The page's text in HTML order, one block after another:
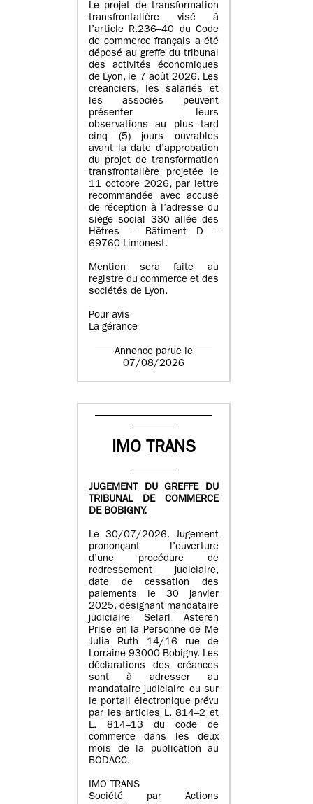
Le projet de transformation
transfrontalière visé à
l’article R.236–40 du Code
de commerce français a été
déposé au greffe du tribunal
des activités économiques
de Lyon, le 7 août 2026. Les
créanciers, les salariés et
les associés peuvent
présenter leurs
observations au plus tard
cinq (5) jours ouvrables
avant la date d’approbation
du projet de transformation
transfrontalière projetée le
11 octobre 2026, par lettre
recommandée avec accusé
de réception à l’adresse du
siège social 330 allée des
Hêtres – Bâtiment D –
69760 Limonest.
Mention sera faite au
registre du commerce et des
sociétés de Lyon.
Pour avis
La gérance
Annonce parue le
07/08/2026
IMO TRANS
JUGEMENT DU GREFFE DU
TRIBUNAL DE COMMERCE
DE BOBIGNY.
Le 30/07/2026. Jugement
prononçant l’ouverture
d’une procédure de
redressement judiciaire,
date de cessation des
paiements le 30 janvier
2025, désignant mandataire
judiciaire Selarl Asteren
Prise en la Personne de Me
Julia Ruth 14/16 rue de
Lorraine 93000 Bobigny. Les
déclarations des créances
sont à adresser au
mandataire judiciaire ou sur
le portail électronique prévu
par les articles L. 814–2 et
L. 814–13 du code de
commerce dans les deux
mois de la publication au
BODACC.
IMO TRANS
Société par Actions